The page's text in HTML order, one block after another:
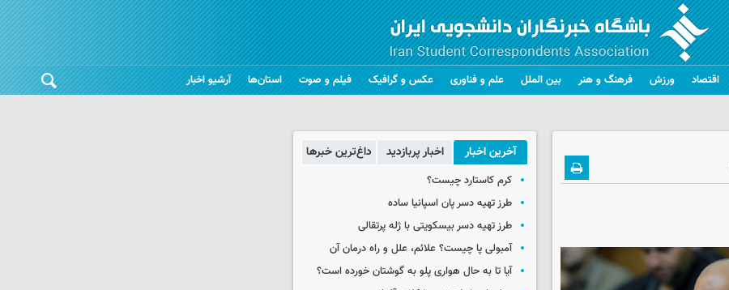
اقتصاد ورزش فرهنگ و هنر بین الملل علم و فناوری عکس و گرافیک فیلم و صوت استان‌ها آرشیو اخبار
آخرین اخبار اخبار پربازدید داغ‌ترین خبرها
کرم کاستارد چیست؟
طرز تهیه دسر پان اسپانیا ساده
طرز تهیه دسر بیسکویتی با ژله پرتقالی
آمبولی پا چیست؟ علائم، علل و راه درمان آن
آیا تا به حال هواری پلو به گوشتان خورده است؟